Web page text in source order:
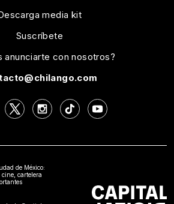
media kit
Suscríbete
anunciarte con nosotros?
de México:
cartelera